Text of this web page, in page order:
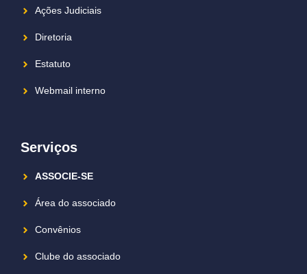
Ações Judiciais
Diretoria
Estatuto
Webmail interno
Serviços
ASSOCIE-SE
Área do associado
Convênios
Clube do associado